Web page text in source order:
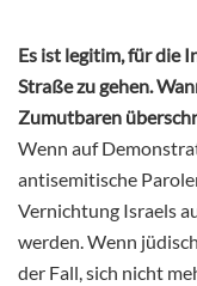
Es ist legitim, für die
Straße zu gehen.
Zumutbaren
Wenn auf
anti­semitische
Vernichtung Israels
werden. Wenn
der Fall, sich nicht